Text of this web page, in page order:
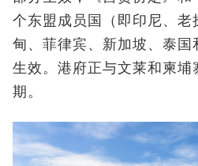
个东盟成员国（即印尼、老
甸、菲律宾、新加坡、泰国
生效。港府正与文莱和柬埔
期。